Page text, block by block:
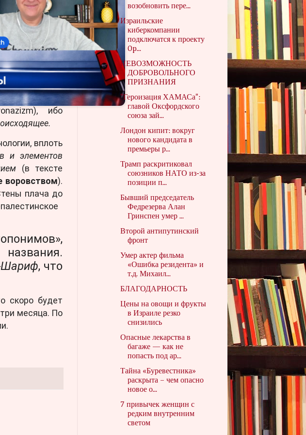
» или
считается
yerleşimcilik),
Газы, авторы
такие
ибо
вплоть
и элементов
(в тексте
воровством).
плача до
Шариф, что
скоро будет
месяца. По
возобновить пере...
Израильские
киберкомпании
подключатся к проекту
Op...
НЕВОЗМОЖНОСТЬ
ДОБРОВОЛЬНОГО
ПРИЗНАНИЯ
"Героизация ХАМАСа":
главой Оксфордского
союза зай...
Лондон кипит: вокруг
нового кандидата в
премьеры р...
Трамп раскритиковал
союзников НАТО из-за
позиции п...
Бывший председатель
Федрезерва Алан
Гринспен умер ...
Второй антипутинский
фронт
Умер актер фильма
«Ошибка резидента» и
т.д. Михаил...
БЛАГОДАРНОСТЬ
Цены на овощи и фрукты
в Израиле резко
снизились
Опасные лекарства в
багаже — как не
попасть под ар...
Тайна «Буревестника»
раскрыта – чем опасно
новое о...
7 привычек женщин с
редким внутренним
светом